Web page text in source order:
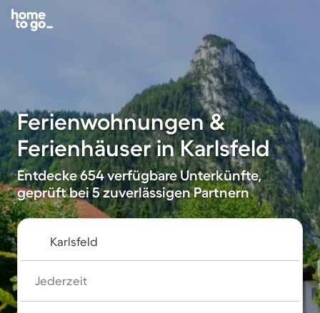
Ferienwohnungen &
Ferienhäuser in Karlsfeld
Entdecke 654 verfügbare Unterkünfte,
geprüft bei 5 zuverlässigen Partnern
Jederzeit